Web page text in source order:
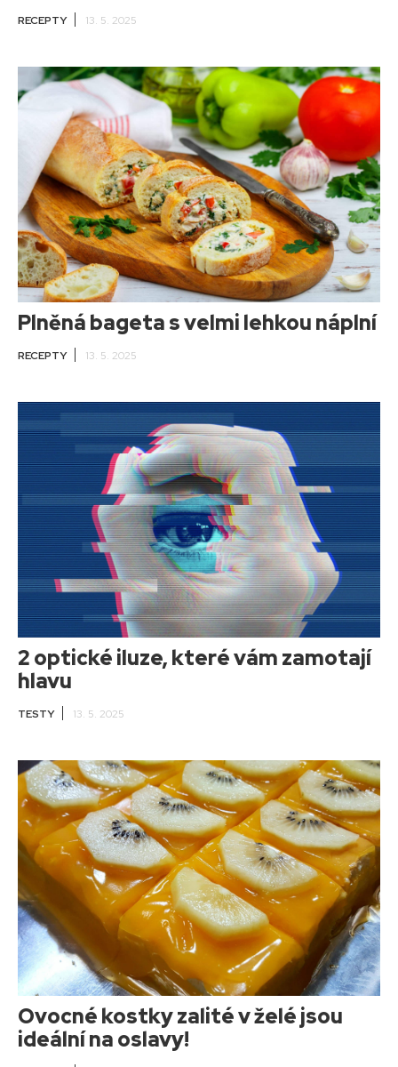
RECEPTY 13. 5. 2025
Plněná bageta s velmi lehkou náplní
RECEPTY 13. 5. 2025
2 optické iluze, které vám zamotají
hlavu
TESTY 13. 5. 2025
Ovocné kostky zalité v želé jsou
ideální na oslavy!